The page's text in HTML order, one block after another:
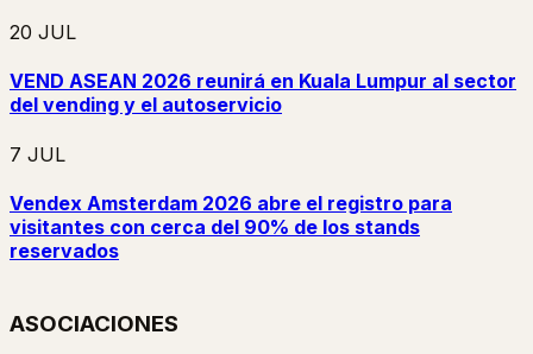
20 JUL
VEND ASEAN 2026 reunirá en Kuala Lumpur al sector
del vending y el autoservicio
7 JUL
Vendex Amsterdam 2026 abre el registro para
visitantes con cerca del 90% de los stands
reservados
ASOCIACIONES